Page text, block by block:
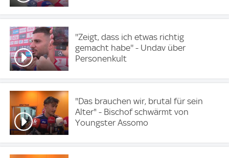
''Zeigt, dass ich etwas richtig
gemacht habe'' - Undav über
Personenkult
"Das brauchen wir, brutal für sein
Alter" - Bischof schwärmt von
Youngster Assomo